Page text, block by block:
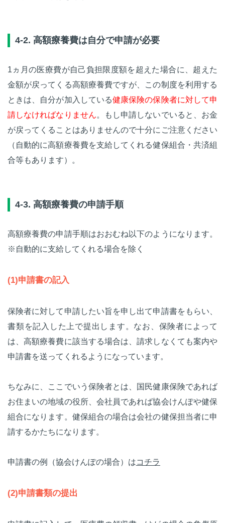
4-2. 高額療養費は自分で申請が必要
1ヵ月の医療費が自己負担限度額を超えた場合に、超えた
金額が戻ってくる高額療養費ですが、この制度を利用する
ときは、自分が加入している健康保険の保険者に対して申
請しなければなりません。もし申請しないでいると、お金
が戻ってくることはありませんので十分にご注意ください
（自動的に高額療養費を支給してくれる健保組合・共済組
合等もあります）。
4-3. 高額療養費の申請手順
高額療養費の申請手順はおおむね以下のようになります。
※自動的に支給してくれる場合を除く
(1)申請書の記入
保険者に対して申請したい旨を申し出て申請書をもらい、
書類を記入した上で提出します。なお、保険者によって
は、高額療養費に該当する場合は、請求しなくても案内や
申請書を送ってくれるようになっています。
ちなみに、ここでいう保険者とは、国民健康保険であれば
お住まいの地域の役所、会社員であれば協会けんぽや健保
組合になります。健保組合の場合は会社の健保担当者に申
請するかたちになります。
申請書の例（協会けんぽの場合）はコチラ
(2)申請書類の提出